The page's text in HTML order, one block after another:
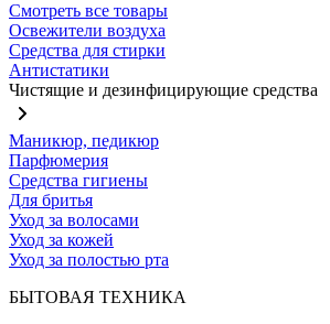
Смотреть все товары
Освежители воздуха
Средства для стирки
Антистатики
Чистящие и дезинфицирующие средства
Маникюр, педикюр
Парфюмерия
Средства гигиены
Для бритья
Уход за волосами
Уход за кожей
Уход за полостью рта
БЫТОВАЯ ТЕХНИКА